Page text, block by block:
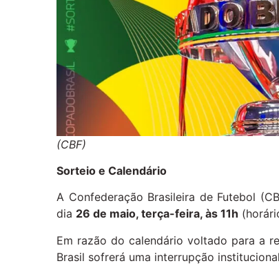
(CBF)
Sorteio e Calendário
A Confederação Brasileira de Futebol
dia 26 de maio, terça-feira, às 11h
Em razão do calendário voltado para a
Brasil sofrerá uma interrupção